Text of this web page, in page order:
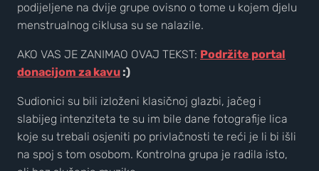
podijeljene na dvije grupe ovisno o tome u kojem djelu
menstrualnog ciklusa su se nalazile.
AKO VAS JE ZANIMAO OVAJ TEKST: Podržite portal
donacijom za kavu :)
Sudionici su bili izloženi klasičnoj glazbi, jačeg i
slabijeg intenziteta te su im bile dane fotografije lica
koje su trebali osjeniti po privlačnosti te reći je li bi išli
na spoj s tom osobom. Kontrolna grupa je radila isto,